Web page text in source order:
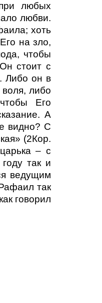
любых
любви.
хоть
на зло,
чтобы
стоит с
Либо он в
либо
Его
А
видно? С
(2Кор.
– с
так и
ведущим
так
говорил